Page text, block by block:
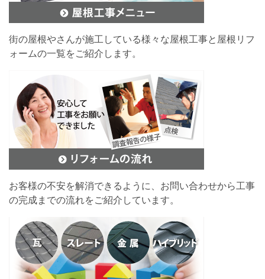
街の屋根やさんが施工している様々な屋根工事と屋根リフ
ォームの一覧をご紹介します。
お客様の不安を解消できるように、お問い合わせから工事
の完成までの流れをご紹介しています。